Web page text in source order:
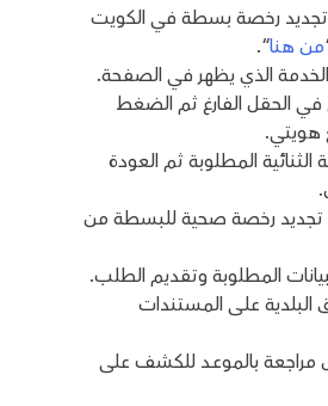
تجديد رخصة بسطة في الكويت
من هنا“.
الذي يظهر في الصفحة.
في الحقل الفارغ ثم الضغط
هويتي.
المطلوبة ثم العودة
تجديد رخصة صحية للبسطة من
المطلوبة وتقديم الطلب.
البلدية علـى المستندات
بالموعـد للكشف على